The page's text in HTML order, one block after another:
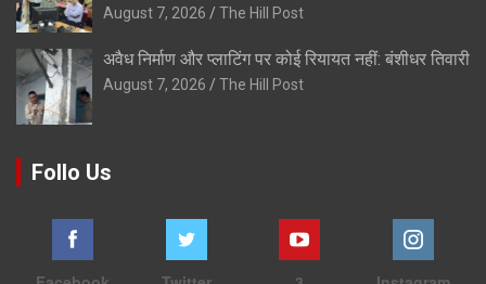
August 7, 2026 The Hill Post
अवैध निर्माण और प्लाटिंग पर कोई रियायत नहीं: बंशीधर तिवारी
August 7, 2026 The Hill Post
Follo Us